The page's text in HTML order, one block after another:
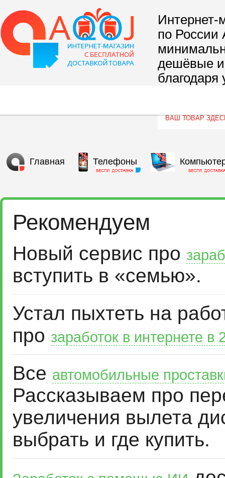
Интернет-
по России
дешёвые и
благодаря
Главная Телефоны
Рекомендуем
Новый сервис про
вступить в «семью».
Устал пыхтеть на
про заработок в интернете в
Все автомобильные
Рассказываем про
увеличения вылета
выбрать и где купить.